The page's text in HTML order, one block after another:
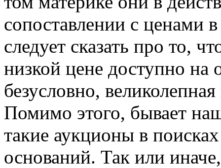
сопоставлении с ценами
следует сказать про то,
низкой цене доступно на
безусловно,
Помимо этого, бывает
такие аукционы в
оснований. Так или